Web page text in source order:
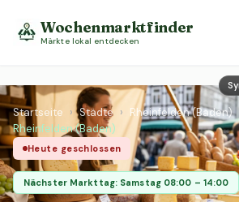
Wochenmarktfinder
Märkte lokal entdecken
Startseite › Städte › Rheinfelden (Baden)
Rheinfelden (Baden)
Heute geschlossen
Nächster Markttag: Samstag 08:00 – 14:00